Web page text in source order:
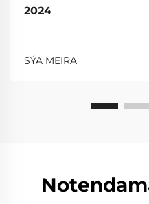
2024
SÝA MEIRA